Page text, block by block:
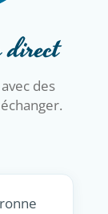
direct
des